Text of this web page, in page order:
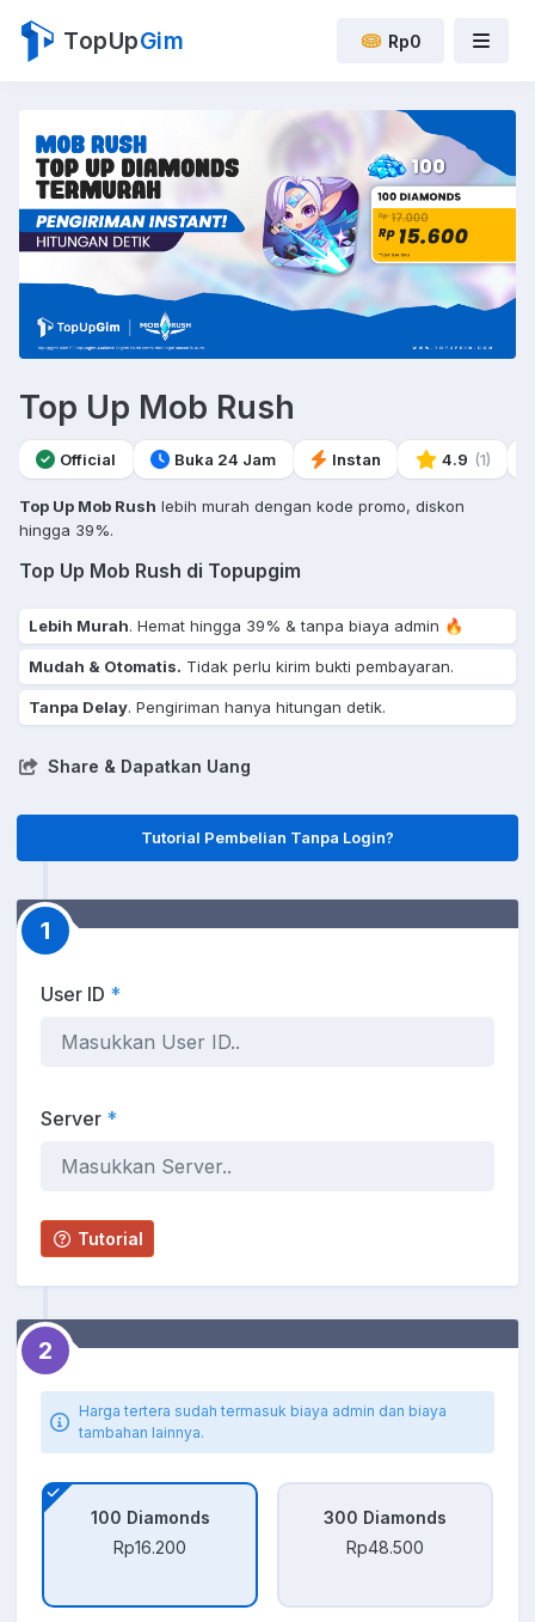
TopUpGim Rp0
Top Up Mob Rush
Official Buka 24 Jam Instan 4.9 (1)
Top Up Mob Rush lebih murah dengan kode promo, diskon
hingga 39%.
Top Up Mob Rush di Topupgim
Lebih Murah. Hemat hingga 39% & tanpa biaya admin 🔥
Mudah & Otomatis. Tidak perlu kirim bukti pembayaran.
Tanpa Delay. Pengiriman hanya hitungan detik.
Share & Dapatkan Uang
Tutorial Pembelian Tanpa Login?
1
User ID *
Server *
Tutorial
2
Harga tertera sudah termasuk biaya admin dan biaya
tambahan lainnya.
100 Diamonds
Rp16.200
300 Diamonds
Rp48.500